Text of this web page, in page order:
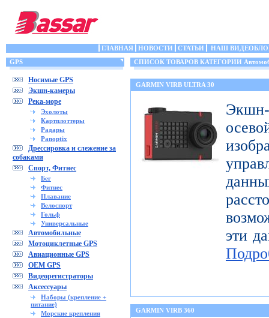
ГЛАВНАЯ НОВОСТИ СТАТЬИ
НАШ
GPS
Носимые GPS
Экшн-камеры
Река-море
Эхолоты
Картплоттеры
Радары
Panoptix
Дрессировка и слежение за
собаками
Спорт, Фитнес
Бег
Фитнес
Плавание
Велоспорт
Гольф
Универсальные
Автомобильные
Мотоциклетные GPS
Авиационные GPS
OEM GPS
Видеорегистраторы
Аксессуары
Наборы (крепление +
питание)
Морские крепления
СПИСОК ТОВАРОВ КАТЕГОРИИ
GARMIN VIRB ULTRA 30
эти
GARMIN VIRB 360